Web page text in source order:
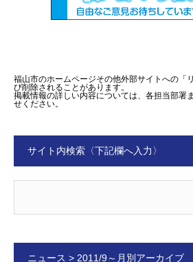
福山市のホームページその他外部サイトへの「
び削除されることがあります。
掲載情報の詳しい内容については、各担当部署
せください。
サイト内検索〈下記欄へ入力〉
ニュース > 2011/9～月別アーカイブ